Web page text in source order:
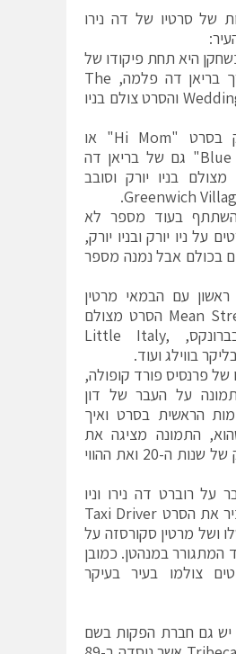
של סרטיו של דה נירו
היא תחת פיקודו של
הבמאי המוערך בריאן דה פלמה, The
Wedding Party 1969 והסרט צולם בניו
ב-1970 שיחק בסרט "Hi Mom" או
"Blue Manhattan" גם של בריאן דה
בניו יורק וסובב
בעוד מספר לא
על ניו יורק ובניו יורק,
בכולם אבל נמנה מספר
ראשון עם הבמאי מרטין
סקורסזה, Mean Street הסרט מצולם
בניו יורק, בברונקס, Little Italy,
2 סרטו של פרנסיס פורד קופולה,
על העבר של דון
הראשית בסרט ואיך
התמונה מציגה את
רחובות ניו יורק של שנות ה-20 ואת ההווי
על רוברט דה נירו וניו
יורק בלי להזכיר את הסרט Taxi Driver
ושל מרטין סקורסזה על
המתגורר במנהטן. כמובן
צולמו בעיר בעיקר
יש גם חברת הפקות בשם